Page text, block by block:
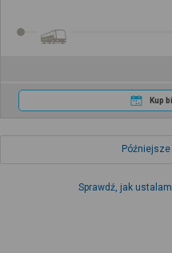
Kup
Późniejsze
Sprawdź, jak